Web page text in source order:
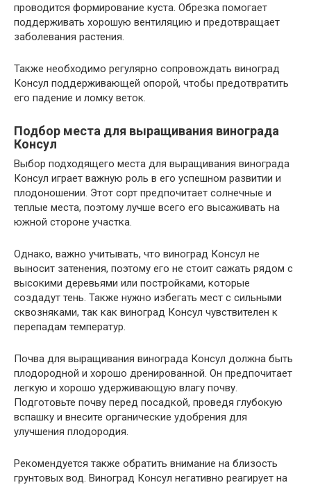
проводится формирование куста. Обрезка помогает
поддерживать хорошую вентиляцию и предотвращает
заболевания растения.
Также необходимо регулярно сопровождать виноград
Консул поддерживающей опорой, чтобы предотвратить
его падение и ломку веток.
Подбор места для выращивания винограда
Консул
Выбор подходящего места для выращивания винограда
Консул играет важную роль в его успешном развитии и
плодоношении. Этот сорт предпочитает солнечные и
теплые места, поэтому лучше всего его высаживать на
южной стороне участка.
Однако, важно учитывать, что виноград Консул не
выносит затенения, поэтому его не стоит сажать рядом с
высокими деревьями или постройками, которые
создадут тень. Также нужно избегать мест с сильными
сквозняками, так как виноград Консул чувствителен к
перепадам температур.
Почва для выращивания винограда Консул должна быть
плодородной и хорошо дренированной. Он предпочитает
легкую и хорошо удерживающую влагу почву.
Подготовьте почву перед посадкой, проведя глубокую
вспашку и внесите органические удобрения для
улучшения плодородия.
Рекомендуется также обратить внимание на близость
грунтовых вод. Виноград Консул негативно реагирует на